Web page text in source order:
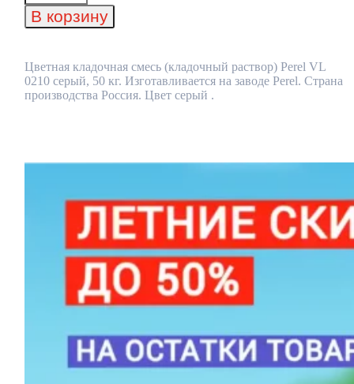
кладочная
смесь
Perel
VL
0210
В корзину
Цветная кладочная смесь (кладочный раствор) Perel VL
0210 серый, 50 кг. Изготавливается на заводе Perel. Страна
производства Россия. Цвет серый .